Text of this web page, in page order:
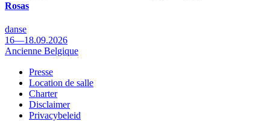
Rosas
danse
16—18.09.2026
Ancienne Belgique
Footer
Presse
Location de salle
Charter
Disclaimer
Privacybeleid